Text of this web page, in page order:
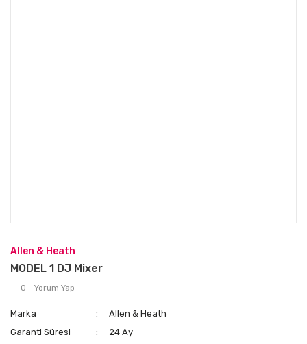
Allen & Heath
MODEL 1 DJ Mixer
0 - Yorum Yap
Marka
Allen & Heath
Garanti Süresi
24 Ay